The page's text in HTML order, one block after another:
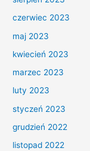
czerwiec 2023
maj 2023
kwiecień 2023
marzec 2023
luty 2023
styczeń 2023
grudzień 2022
listopad 2022